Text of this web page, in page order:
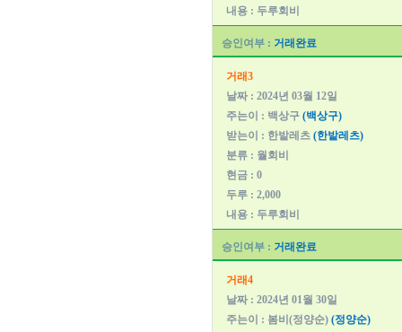
내용 : 두루회비
승인여부 : 거래완료
거래3
날짜 : 2024년 03월 12일
주는이 : 백상구 (백상구)
받는이 : 한밭레츠 (한밭레츠)
분류 : 월회비
현금 : 0
두루 : 2,000
내용 : 두루회비
승인여부 : 거래완료
거래4
날짜 : 2024년 01월 30일
주는이 : 봄비(정양순) (정양순)